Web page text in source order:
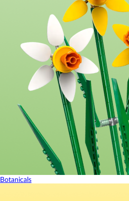
Botanicals